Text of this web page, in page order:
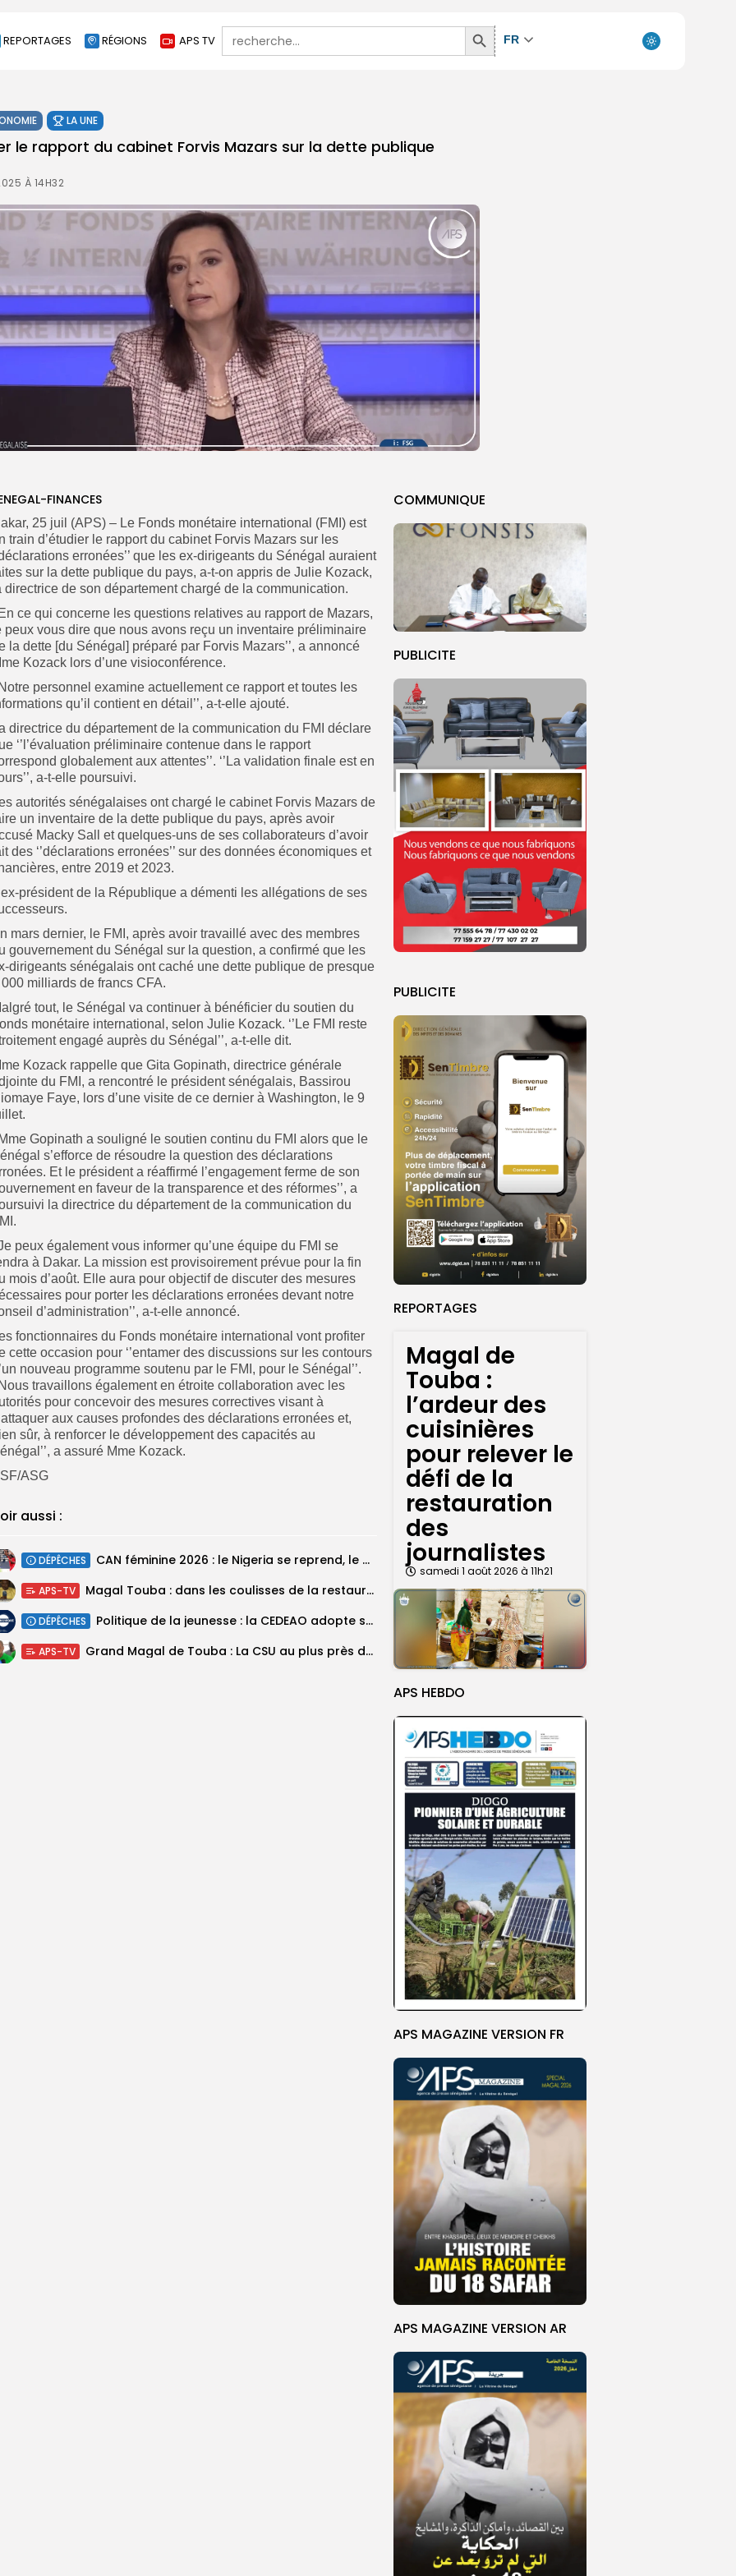
REPORTAGES RÉGIONS APS TV
Search
for:
Search
Button
FR
LA UNE
le rapport du cabinet Forvis Mazars sur la dette publique
À 14H32
COMMUNIQUE
PUBLICITE
PUBLICITE
REPORTAGES
Magal de
Touba :
l’ardeur des
cuisinières
pour relever le
défi de la
restauration
des
journalistes
samedi 1 août 2026 à 11h21
APS HEBDO
APS MAGAZINE VERSION FR
APS MAGAZINE VERSION AR
FINANCES
25 juil (APS) – Le Fonds monétaire international (FMI) est
train d’étudier le rapport du cabinet Forvis Mazars sur les
erronées’’ que les ex-dirigeants du Sénégal auraient
sur la dette publique du pays, a-t-on appris de Julie Kozack,
directrice de son département chargé de la communication.
ce qui concerne les questions relatives au rapport de Mazars,
peux vous dire que nous avons reçu un inventaire préliminaire
la dette [du Sénégal] préparé par Forvis Mazars’’, a annoncé
Kozack lors d’une visioconférence.
personnel examine actuellement ce rapport et toutes les
qu’il contient en détail’’, a-t-elle ajouté.
directrice du département de la communication du FMI déclare
‘’l’évaluation préliminaire contenue dans le rapport
globalement aux attentes’’. ‘’La validation finale est en
a-t-elle poursuivi.
autorités sénégalaises ont chargé le cabinet Forvis Mazars de
un inventaire de la dette publique du pays, après avoir
Macky Sall et quelques-uns de ses collaborateurs d’avoir
des ‘’déclarations erronées’’ sur des données économiques et
entre 2019 et 2023.
président de la République a démenti les allégations de ses
mars dernier, le FMI, après avoir travaillé avec des membres
gouvernement du Sénégal sur la question, a confirmé que les
dirigeants sénégalais ont caché une dette publique de presque
milliards de francs CFA.
tout, le Sénégal va continuer à bénéficier du soutien du
monétaire international, selon Julie Kozack. ‘’Le FMI reste
engagé auprès du Sénégal’’, a-t-elle dit.
Kozack rappelle que Gita Gopinath, directrice générale
du FMI, a rencontré le président sénégalais, Bassirou
Faye, lors d’une visite de ce dernier à Washington, le 9
Gopinath a souligné le soutien continu du FMI alors que le
s’efforce de résoudre la question des déclarations
Et le président a réaffirmé l’engagement ferme de son
en faveur de la transparence et des réformes’’, a
la directrice du département de la communication du
peux également vous informer qu’une équipe du FMI se
à Dakar. La mission est provisoirement prévue pour la fin
mois d’août. Elle aura pour objectif de discuter des mesures
pour porter les déclarations erronées devant notre
d’administration’’, a-t-elle annoncé.
fonctionnaires du Fonds monétaire international vont profiter
cette occasion pour ‘’entamer des discussions sur les contours
nouveau programme soutenu par le FMI, pour le Sénégal’’.
travaillons également en étroite collaboration avec les
pour concevoir des mesures correctives visant à
aux causes profondes des déclarations erronées et,
sûr, à renforcer le développement des capacités au
a assuré Mme Kozack.
ASG
aussi :
DÉPÊCHES ‎CAN féminine 2026 : le Nigeria se reprend, le Malawi surprend encore...
APS-TV Magal Touba : dans les coulisses de la restauration de la presse...
DÉPÊCHES Politique de la jeunesse : la CEDEAO adopte son plan d’actions stratégiques...
APS-TV Grand Magal de Touba : La CSU au plus près des pèlerins